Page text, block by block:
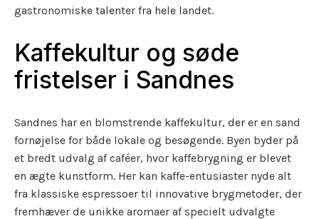
gastronomiske talenter fra hele landet.
Kaffekultur og søde
fristelser i Sandnes
Sandnes har en blomstrende kaffekultur, der er en sand
fornøjelse for både lokale og besøgende. Byen byder på
et bredt udvalg af caféer, hvor kaffebrygning er blevet
en ægte kunstform. Her kan kaffe-entusiaster nyde alt
fra klassiske espressoer til innovative brygmetoder, der
fremhæver de unikke aromaer af specielt udvalgte